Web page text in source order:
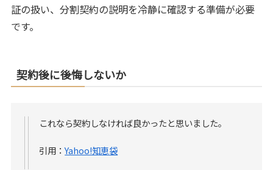
証の扱い、分割契約の説明を冷静に確認する準備が必要
です。
契約後に後悔しないか
これなら契約しなければ良かったと思いました。
引用：Yahoo!知恵袋